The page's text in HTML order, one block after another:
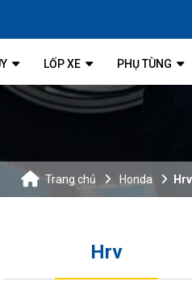
LỐP XE PHỤ TÙNG
Trang chủ Honda Hrv
Hrv